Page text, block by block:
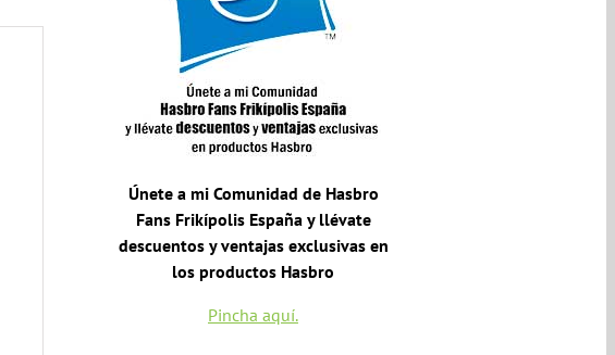
Únete a mi Comunidad de Hasbro
Fans Frikípolis España y llévate
descuentos y ventajas exclusivas en
los productos Hasbro
Pincha aquí.